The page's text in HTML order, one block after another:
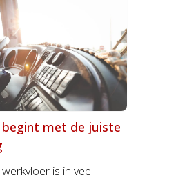
begint met de juiste
is in veel